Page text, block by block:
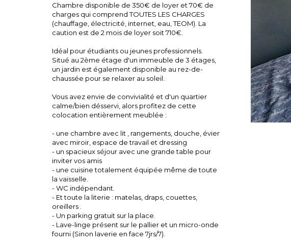
Chambre disponible de 350€ de loyer et 70€ de
charges qui comprend TOUTES LES CHARGES
(chauffage, électricité, internet, eau, TEOM). La
caution est de 2 mois de loyer soit 710€.
Idéal pour étudiants ou jeunes professionnels.
Situé au 2ème étage d'un immeuble de 3 étages,
un jardin est également disponible au rez-de-
chaussée pour se relaxer au soleil.
Vous avez envie de convivialité et d'un quartier
calme/bien désservi, alors profitez de cette
colocation entièrement meublée :
- une chambre avec lit , rangements, douche, évier
avec miroir, espace de travail et dressing
- un spacieux séjour avec une grande table pour
inviter vos amis
- une cuisine totalement équipée même de toute
la vaisselle.
- WC indépendant.
- Et toute la literie : matelas, draps, couettes,
oreillers .
- Un parking gratuit sur la place.
- Lave-linge présent sur le pallier et un micro-onde
fourni (Sinon laverie en face 7jrs/7).